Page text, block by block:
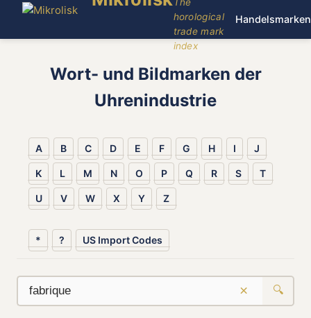
horological
trade mark
index
Handelsmarken
Wort- und Bildmarken der
Uhrenindustrie
A B C D E F G H I J
K L M N O P Q R S T
U V W X Y Z
* ? US Import Codes
× 🔍